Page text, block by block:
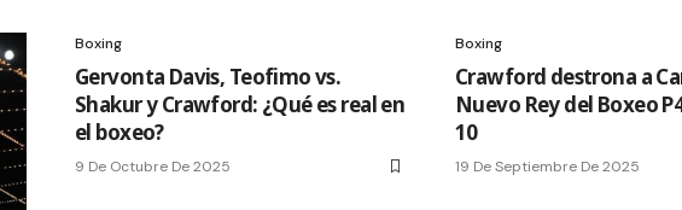
Boxing
Gervonta Davis, Teofimo vs.
Shakur y Crawford: ¿Qué es real en
el boxeo?
9 De Octubre De 2025
Boxing
Crawford destrona a
Nuevo Rey del Boxeo
10
19 De Septiembre De 2025